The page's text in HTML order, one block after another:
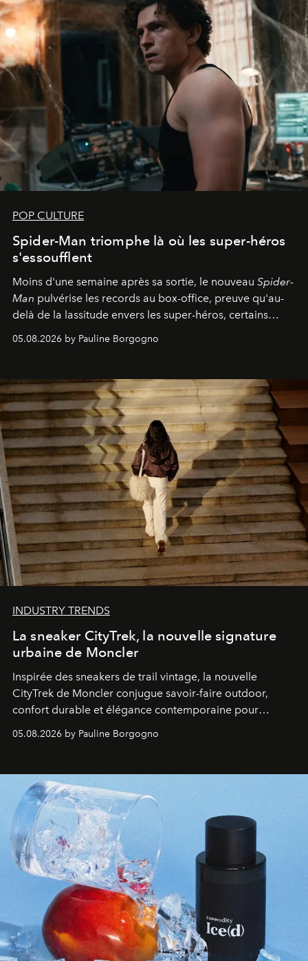
POP CULTURE
Spider-Man triomphe là où les super-héros
s'essoufflent
Moins d'une semaine après sa sortie, le nouveau Spider-
Man pulvérise les records au box-office, preuve qu'au-
delà de la lassitude envers les super-héros, certains
personnages continuent de susciter une ferveur intacte.
05.08.2026 by Pauline Borgogno
INDUSTRY TRENDS
La sneaker CityTrek, la nouvelle signature
urbaine de Moncler
Inspirée des sneakers de trail vintage, la nouvelle
CityTrek de Moncler conjugue savoir-faire outdoor,
confort durable et élégance contemporaine pour
accompagner les explorations du quotidien.
05.08.2026 by Pauline Borgogno